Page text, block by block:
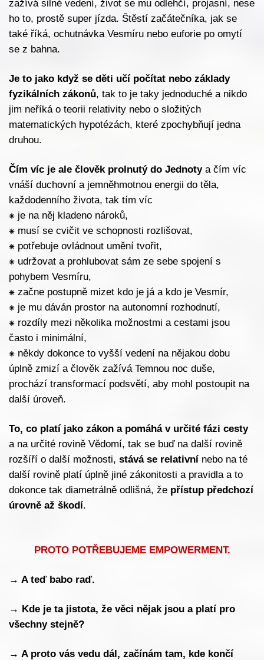
zažívá silné vedení, život se mu odlehčí, projasní, nese
ho to, prostě super jízda. Štěstí začátečníka, jak se
také říká, ochutnávka Vesmíru nebo euforie po omytí
se z bahna.
Je to jako když se děti učí počítat nebo základy
fyzikálních zákonů, tak to je taky jednoduché a nikdo
jim neříká o teorii relativity nebo o složitých
matematických hypotézách, které zpochybňují jedna
druhou.
Čím víc je ale člověk prolnutý do Jednotya čím víc
vnáší duchovní a jemněhmotnou energii do těla,
každodenního života, tak tím víc
⁕ je na něj kladeno nároků,
⁕ musí se cvičit ve schopnosti rozlišovat,
⁕ potřebuje ovládnout umění tvořit,
⁕ udržovat a prohlubovat sám ze sebe spojení s
pohybem Vesmíru,
⁕ začne postupně mizet kdo je já a kdo je Vesmír,
⁕ je mu dáván prostor na autonomní rozhodnutí,
⁕ rozdíly mezi několika možnostmi a cestami jsou
často i minimální,
⁕ někdy dokonce to vyšší vedení na nějakou dobu
úplně zmizí a člověk zažívá Temnou noc duše,
prochází transformací podsvětí, aby mohl postoupit na
další úroveň.
To, co platí jako zákon a pomáhá v určité fázi cesty
a na určité rovině Vědomí, tak se buď na další rovině
rozšíří o další možnosti, stává se relativní nebo na té
další rovině platí úplně jiné zákonitosti a pravidla a to
dokonce tak diametrálně odlišná, že přístup předchozí
úrovně až škodí.
PROTO POTŘEBUJEME EMPOWERMENT.
→ A teď babo raď.
→ Kde je ta jistota, že věci nějak jsou a platí pro
všechny stejně?
→ A proto vás vedu dál, začínám tam, kde končí